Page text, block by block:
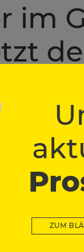
ZUM
im
also
Ilex
und dicht
zu behalten:
neutralen bis
möchtest,
Liguster ist
und